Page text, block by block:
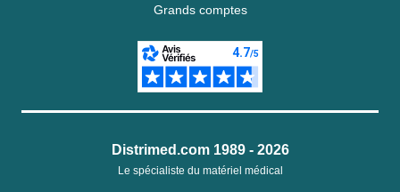
Grands comptes
Distrimed.com 1989 - 2026
Le spécialiste du matériel médical